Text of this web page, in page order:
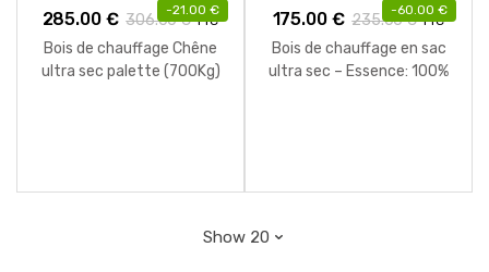
-21.00 €
285.00 € 306.00€ TTC
Bois de chauffage Chêne
ultra sec palette (700Kg)
-60.00 €
175.00 € 235.00€ TTC
Bois de chauffage en sac
ultra sec – Essence: 100%